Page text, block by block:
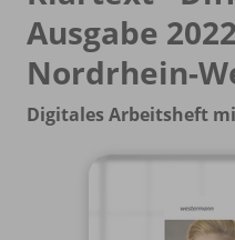
Ausgabe
Nordrhein-
Digitales Arbeitsheft